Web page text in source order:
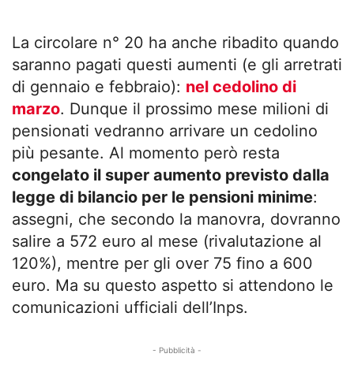
La circolare n° 20 ha anche ribadito quando
saranno pagati questi aumenti (e gli arretrati
di gennaio e febbraio): nel cedolino di
marzo. Dunque il prossimo mese milioni di
pensionati vedranno arrivare un cedolino
più pesante. Al momento però resta
congelato il super aumento previsto dalla
legge di bilancio per le pensioni minime:
assegni, che secondo la manovra, dovranno
salire a 572 euro al mese (rivalutazione al
120%), mentre per gli over 75 fino a 600
euro. Ma su questo aspetto si attendono le
comunicazioni ufficiali dell’Inps.
- Pubblicità -